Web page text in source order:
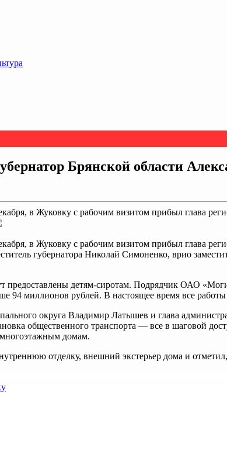
Брянской области
в Жуковку с рабочим визитом прибыл глава
в Жуковку с рабочим визитом прибыл глава
губернатора Николай Симоненко, врио
детям-сиротам. Подрядчик ОАО
94 миллионов рублей. В настоящее время все
округа Владимир Латышев и глава
общественного транспорта — все в шаговой
многоэтажным домам.
отделку, внешний экстерьер дома и